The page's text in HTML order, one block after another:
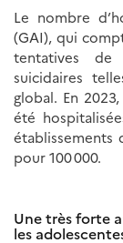
Le nombre
(GAI), qui
tentatives
suicidaires
global. En
été
établissements
pour 100 000.
Une très forte
les